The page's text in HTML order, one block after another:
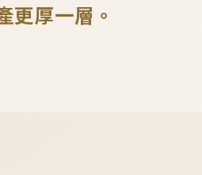
更厚一層。